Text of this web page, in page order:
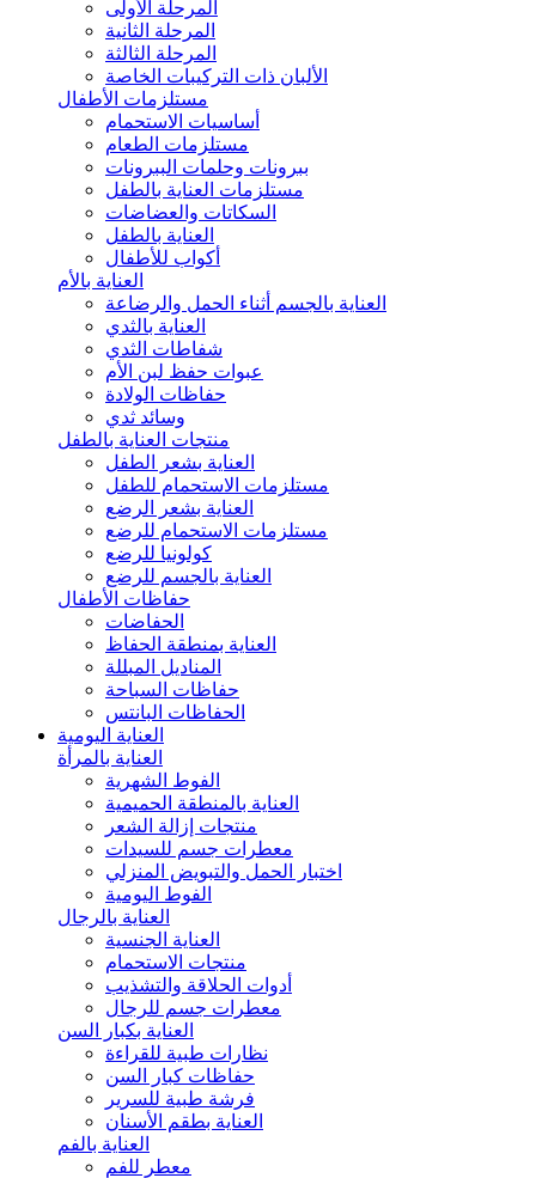
المرحلة الأولى
المرحلة الثانية
المرحلة الثالثة
الألبان ذات التركيبات الخاصة
مستلزمات الأطفال
أساسيات الاستحمام
مستلزمات الطعام
ببرونات وحلمات الببرونات
مستلزمات العناية بالطفل
السكاتات والعضاضات
العناية بالطفل
أكواب للأطفال
العناية بالأم
العناية بالجسم أثناء الحمل والرضاعة
العناية بالثدي
شفاطات الثدي
عبوات حفظ لبن الأم
حفاظات الولادة
وسائد ثدي
منتجات العناية بالطفل
العناية بشعر الطفل
مستلزمات الاستحمام للطفل
العناية بشعر الرضع
مستلزمات الاستحمام للرضع
كولونيا للرضع
العناية بالجسم للرضع
حفاظات الأطفال
الحفاضات
العناية بمنطقة الحفاظ
المناديل المبللة
حفاظات السباحة
الحفاظات البانتس
العناية اليومية
العناية بالمرأة
الفوط الشهرية
العناية بالمنطقة الحميمية
منتجات إزالة الشعر
معطرات جسم للسيدات
اختبار الحمل والتبويض المنزلي
الفوط اليومية
العناية بالرجال
العناية الجنسية
منتجات الاستحمام
أدوات الحلاقة والتشذيب
معطرات جسم للرجال
العناية بكبار السن
نظارات طبية للقراءة
حفاظات كبار السن
فرشة طبية للسرير
العناية بطقم الأسنان
العناية بالفم
معطر للفم